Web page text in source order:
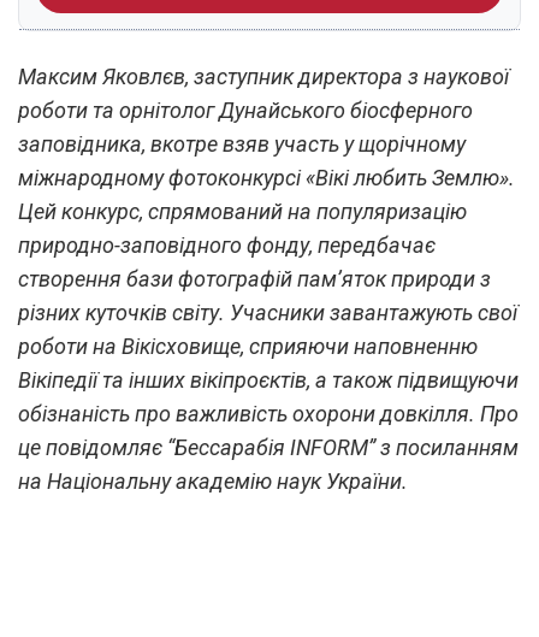
Максим Яковлєв, заступник директора з наукової
роботи та орнітолог Дунайського біосферного
заповідника, вкотре взяв участь у щорічному
міжнародному фотоконкурсі «Вікі любить Землю».
Цей конкурс, спрямований на популяризацію
природно-заповідного фонду, передбачає
створення бази фотографій пам’яток природи з
різних куточків світу. Учасники завантажують свої
роботи на Вікісховище, сприяючи наповненню
Вікіпедії та інших вікіпроєктів, а також підвищуючи
обізнаність про важливість охорони довкілля. Про
це повідомляє “Бессарабія INFORM” з посиланням
на Національну академію наук України.